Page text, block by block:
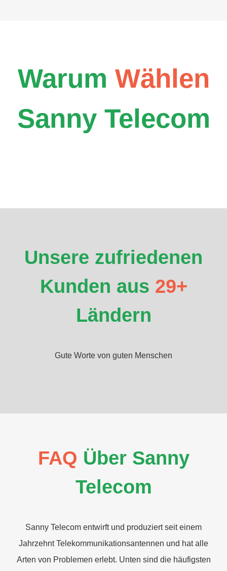
Warum Wählen
Sanny Telecom
Unsere zufriedenen
Kunden aus 29+
Ländern
Gute Worte von guten Menschen
FAQ Über Sanny
Telecom
Sanny Telecom entwirft und produziert seit einem
Jahrzehnt Telekommunikationsantennen und hat alle
Arten von Problemen erlebt. Unten sind die häufigsten